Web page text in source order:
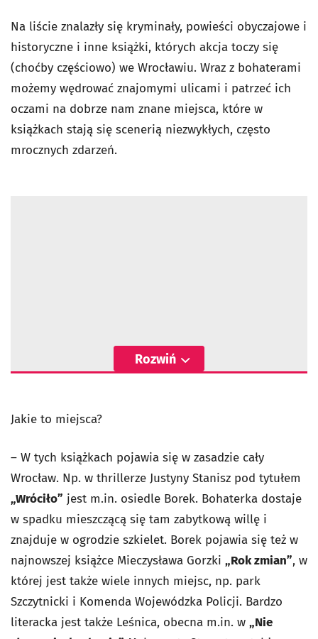
Na liście znalazły się kryminały, powieści obyczajowe i
historyczne i inne książki, których akcja toczy się
(choćby częściowo) we Wrocławiu. Wraz z bohaterami
możemy wędrować znajomymi ulicami i patrzeć ich
oczami na dobrze nam znane miejsca, które w
książkach stają się scenerią niezwykłych, często
mrocznych zdarzeń.
Rozwiń
Jakie to miejsca?
– W tych książkach pojawia się w zasadzie cały
Wrocław. Np. w thrillerze Justyny Stanisz pod tytułem
„Wróciło” jest m.in. osiedle Borek. Bohaterka dostaje
w spadku mieszczącą się tam zabytkową willę i
znajduje w ogrodzie szkielet. Borek pojawia się też w
najnowszej książce Mieczysława Gorzki „Rok zmian”, w
której jest także wiele innych miejsc, np. park
Szczytnicki i Komenda Wojewódzka Policji. Bardzo
literacka jest także Leśnica, obecna m.in. w „Nie